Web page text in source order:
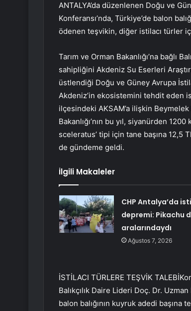
ANTALYA’da düzenlenen Doğu ve
Konferansı’nda, Türkiye’de balon
ödenen teşvikin, diğer istilacı türler
Tarım ve Orman Bakanlığı’na bağlı
sahipliğini Akdeniz Su Eserleri
üstlendiği Doğu ve Güney Avrupa
Akdeniz’in ekosistemini tehdit eden
ilçesindeki AKSAM’a ilişkin
Bakanlığı’nın bu yıl, siyanürden
sceleratus’ tipi için tane başına 12,5
de gündeme geldi.
İlgili Makaleler
CHP Antalya’da
depremi: Pikachu
aralarındaydı
Ağustos 7, 2026
İSTİLACI TÜRLERE TEŞVİK
Balıkçılık Daire Lideri Doç. Dr.
balon balığının kuyruk adedi